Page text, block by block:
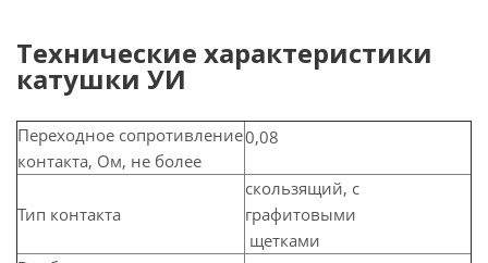
Технические характеристики
катушки УИ
Переходное сопротивление
контакта, Ом, не более
0,08
Тип контакта
скользящий, с
графитовыми
щетками